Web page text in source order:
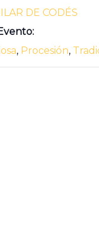
DE CODÉS
, Procesión,